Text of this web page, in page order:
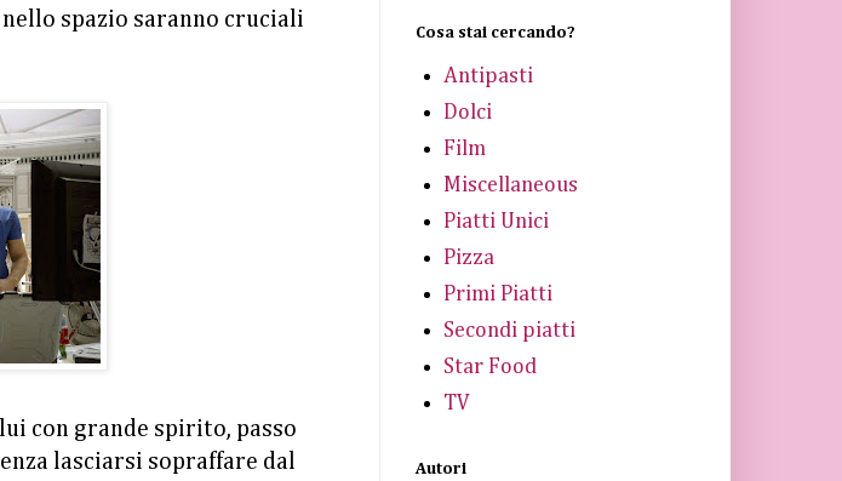
spazio saranno cruciali
con grande spirito, passo
lasciarsi sopraffare dal
Cosa stai cercando?
Antipasti
Dolci
Film
Miscellaneous
Piatti Unici
Pizza
Primi Piatti
Secondi piatti
Star Food
TV
Autori